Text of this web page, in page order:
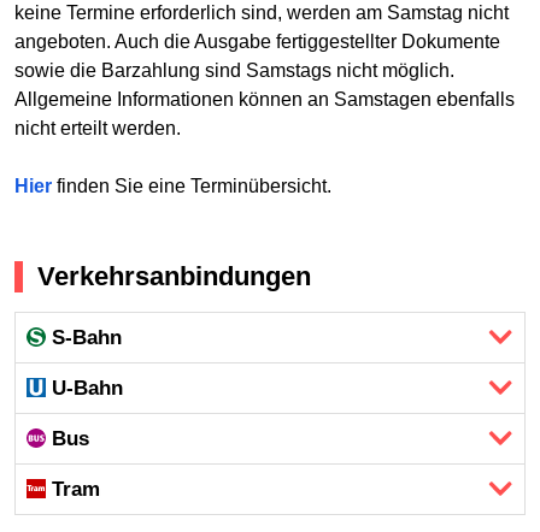
keine Termine erforderlich sind, werden am Samstag nicht
angeboten. Auch die Ausgabe fertiggestellter Dokumente
sowie die Barzahlung sind Samstags nicht möglich.
Allgemeine Informationen können an Samstagen ebenfalls
nicht erteilt werden.
Hier finden Sie eine Terminübersicht.
Verkehrsanbindungen
S-Bahn
U-Bahn
Bus
Tram